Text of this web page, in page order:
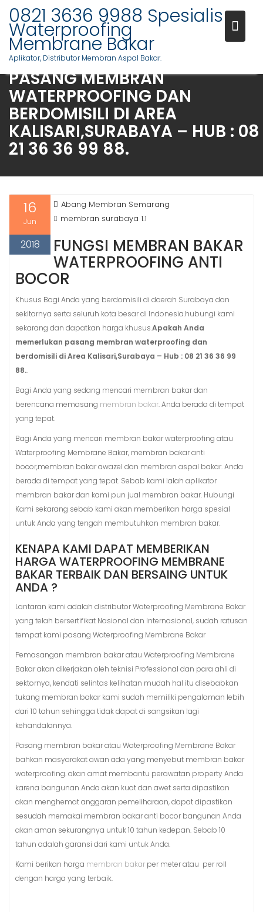
Skip
content
0821 3636 9988 Spesialis
Waterproofing
Membrane Bakar
Aplikator, Distributor Membran Aspal Bakar.
APAKAH ANDA MEMERLUKAN
PASANG MEMBRAN
WATERPROOFING DAN
BERDOMISILI DI AREA
KALISARI,SURABAYA – HUB : 08
21 36 36 99 88.
16
Jun
2018
Abang Membran Semarang
membran surabaya 1.1
FUNGSI MEMBRAN BAKAR
WATERPROOFING ANTI
BOCOR
Khusus Bagi Anda yang berdomisili di daerah Surabaya dan
sekitarnya serta seluruh kota besar di Indonesia.hubungi kami
sekarang dan dapatkan harga khusus.Apakah Anda
memerlukan pasang membran waterproofing dan
berdomisili di Area Kalisari,Surabaya – Hub : 08 21 36 36 99
88..
Bagi Anda yang sedang mencari membran bakar dan
berencana memasang membran bakar. Anda berada di tempat
yang tepat.
Bagi Anda yang mencari membran bakar waterproofing atau
Waterproofing Membrane Bakar, membran bakar anti
bocor,membran bakar awazel dan membran aspal bakar. Anda
berada di tempat yang tepat. Sebab kami ialah aplikator
membran bakar dan kami pun jual membran bakar. Hubungi
Kami sekarang sebab kami akan memberikan harga spesial
untuk Anda yang tengah membutuhkan membran bakar.
KENAPA KAMI DAPAT MEMBERIKAN
HARGA WATERPROOFING MEMBRANE
BAKAR TERBAIK DAN BERSAING UNTUK
ANDA ?
Lantaran kami adalah distributor Waterproofing Membrane Bakar
yang telah bersertifikat Nasional dan Internasional, sudah ratusan
tempat kami pasang Waterproofing Membrane Bakar
Pemasangan membran bakar atau Waterproofing Membrane
Bakar akan dikerjakan oleh teknisi Professional dan para ahli di
sektornya, kendati selintas kelihatan mudah hal itu disebabkan
tukang membran bakar kami sudah memiliki pengalaman lebih
dari 10 tahun sehingga tidak dapat di sangsikan lagi
kehandalannya.
Pasang membran bakar atau Waterproofing Membrane Bakar
bahkan masyarakat awan ada yang menyebut membran bakar
waterproofing. akan amat membantu perawatan property Anda
karena bangunan Anda akan kuat dan awet serta dipastikan
akan menghemat anggaran pemeliharaan, dapat dipastikan
sesudah memakai membran bakar anti bocor bangunan Anda
akan aman sekurangnya untuk 10 tahun kedepan. Sebab 10
tahun adalah garansi dari kami untuk Anda.
Kami berikan harga membran bakar per meter atau per roll
dengan harga yang terbaik.